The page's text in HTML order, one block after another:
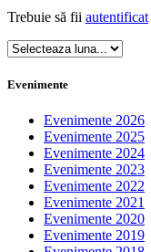
Trebuie să fii autentificat
Evenimente
Evenimente 2026
Evenimente 2025
Evenimente 2024
Evenimente 2023
Evenimente 2022
Evenimente 2021
Evenimente 2020
Evenimente 2019